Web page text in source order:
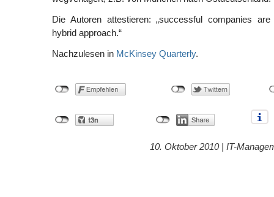
Die Autoren attestieren: „successful companies
hybrid approach.“
Nachzulesen in McKinsey Quarterly.
10. Oktober 2010 | IT-